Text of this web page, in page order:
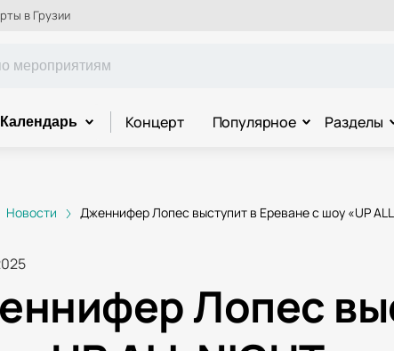
в Грузии
Календарь Концерт Популярное Разделы
Новости Дженнифер Лопес выступит в Ереване с шоу «UP
Лопес